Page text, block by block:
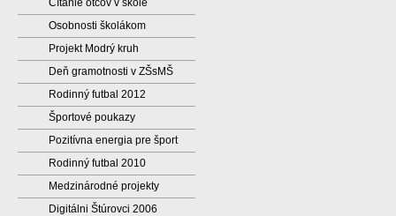
Čítanie otcov v škole
Osobnosti školákom
Projekt Modrý kruh
Deň gramotnosti v ZŠsMŠ
Rodinný futbal 2012
Športové poukazy
Pozitívna energia pre šport
Rodinný futbal 2010
Medzinárodné projekty
Digitálni Štúrovci 2006